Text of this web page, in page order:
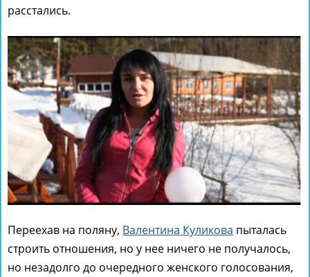
расстались.
Переехав на поляну, Валентина Куликова пыталась
строить отношения, но у нее ничего не получалось,
но незадолго до очередного женского голосования,